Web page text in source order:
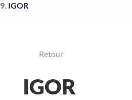
IGOR
Retour
IGOR